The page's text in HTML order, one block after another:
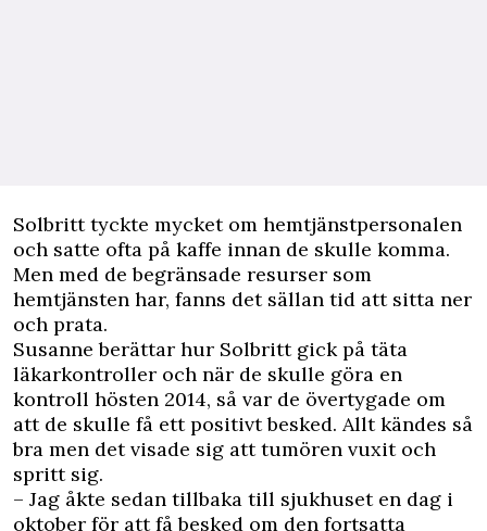
Solbritt tyckte mycket om hemtjänstpersonalen
och satte ofta på kaffe innan de skulle komma.
Men med de begränsade resurser som
hemtjänsten har, fanns det sällan tid att sitta ner
och prata.
Susanne berättar hur Solbritt gick på täta
läkarkontroller och när de skulle göra en
kontroll hösten 2014, så var de övertygade om
att de skulle få ett positivt besked. Allt kändes så
bra men det visade sig att tumören vuxit och
spritt sig.
– Jag åkte sedan tillbaka till sjukhuset en dag i
oktober för att få besked om den fortsatta